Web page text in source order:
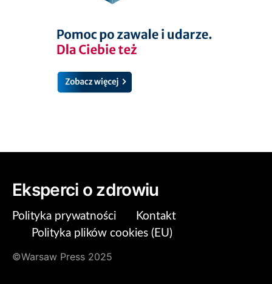
Eksperci o zdrowiu
Polityka prywatności
Kontakt
Polityka plików cookies (EU)
©Warsaw Press 2025